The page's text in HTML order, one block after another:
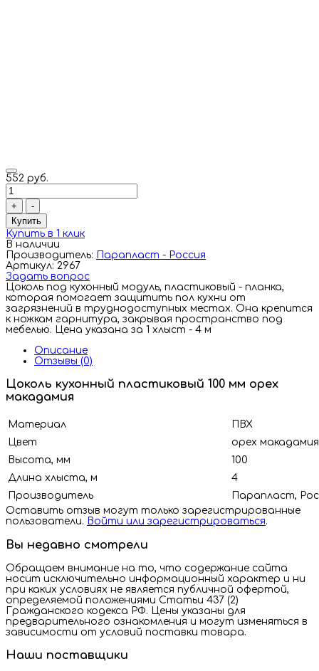
552 руб.
+
-
Купить
Купить в 1 клик
В наличии
Производитель: Парапласт - Россия
Артикул: 2967
Задать вопрос
Цоколь под кухонный модуль, пластиковый - планка,
которая помогает защитить пол кухни от
загрязнений в труднодоступных местах. Она крепится
к ножкам гарнитура, закрывая пространство под
мебелью. Цена указана за 1 хлыст - 4 м
Описание
Отзывы (0)
Цоколь кухонный пластиковый 100 мм орех
макадамия
Материал
ПВХ
Цвет
орех макадамия
Высота, мм
100
Длина хлыста, м
4
Производитель
Парапласт,
Оставить отзыв могут только зарегистрированные
пользователи. Войти или зарегистрироваться.
Вы недавно смотрели
Обращаем внимание на то, что содержание сайта
носит исключительно информационный характер и ни
при каких условиях не является публичной офертой,
определяемой положениями Статьи 437 (2)
Гражданского кодекса РФ. Цены указаны для
предварительного ознакомления и могут изменяться в
зависимости от условий поставки товара.
Наши поставщики